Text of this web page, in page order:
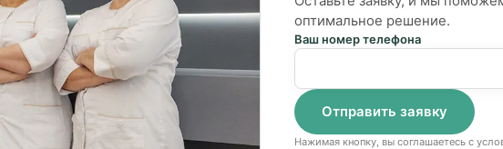
оптимальное решение.
Ваш номер телефона
Нажимая кнопку, вы соглашаетесь с